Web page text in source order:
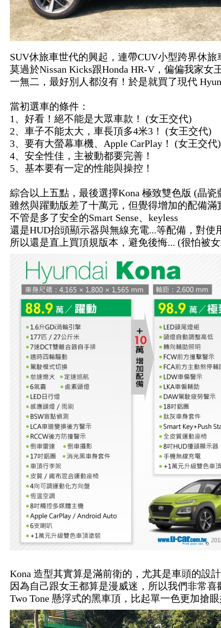
SUV休旅車世代的興起，連帶CUV小型跨界休
莫過於Nissan Kicks跟Honda HR-V，偏偏我家
一無二，最好別人都沒有！於是就買了現代
當初選車的條件：
1、好看！絕不能是大眾車款！ (女王交代)
2、 車子不能太大，車長頂多4米3！ (女王交代)
3、要有大螢幕車機、Apple CarPlay！ (女王交代)
4、 安全性佳，主被動都要完善！
5、基本要有一定的性能與操控！
綜合以上五點，最後選擇Kona 極致雙色版 (晶
雖然與躍動版差了十萬元，但覺得增加的配備滿
不管是多了安全的Smart Sense、keyless
還是HUD抬頭顯示器與無線充電...等配備，對使
所以還是直上買頂規版本，避免後悔... (很怕被
Kona 造型其實算是滿前衛的，尤其是車頭的設
因為自己跟女王都算是漫威迷，所以我們非常喜
Two Tone 懸浮式的黑車頂，比起單一色更加搶